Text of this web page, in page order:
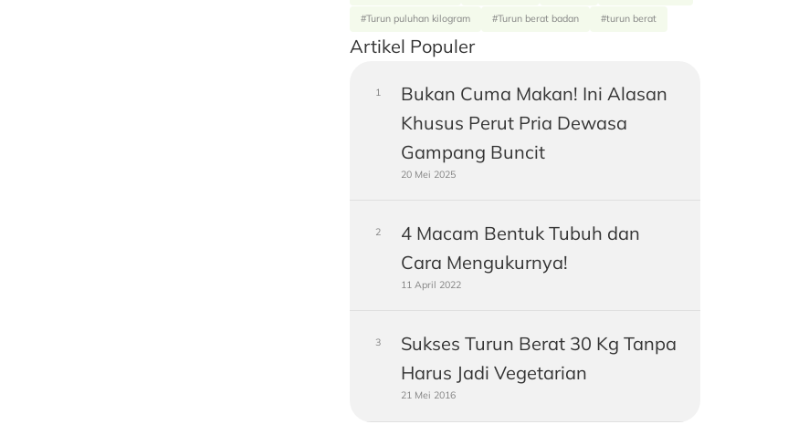
#Turun puluhan kilogram #Turun berat badan #turun berat
Artikel Populer
Bukan Cuma Makan! Ini Alasan
Khusus Perut Pria Dewasa
Gampang Buncit
20 Mei 2025
4 Macam Bentuk Tubuh dan
Cara Mengukurnya!
11 April 2022
Sukses Turun Berat 30 Kg Tanpa
Harus Jadi Vegetarian
21 Mei 2016